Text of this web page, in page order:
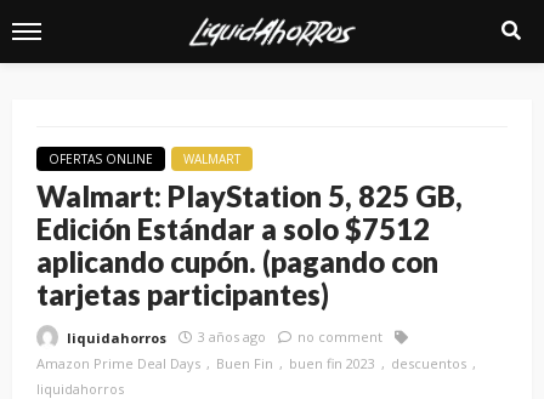
OFERTAS ONLINE WALMART
Walmart: PlayStation 5, 825 GB,
Edición Estándar a solo $7512
aplicando cupón. (pagando con
tarjetas participantes)
liquidahorros 3 años ago
no comment
Amazon Prime Deal Days
Buen Fin buen fin 2023
descuentos
liquidahorros